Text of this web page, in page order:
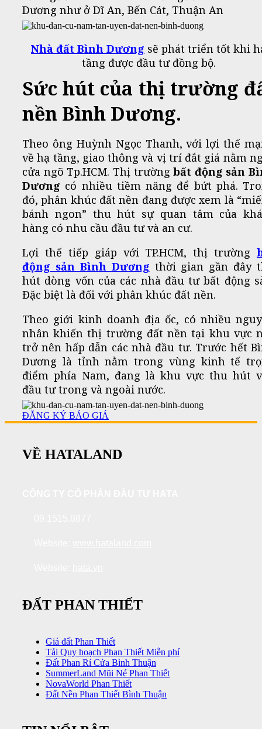
Dương như ở Dĩ An, Bến Cát, Thuận An
Nhà đất Bình Dương sẽ phát triển tốt khi
tầng được đầu tư đồng bộ.
Sức hút của thị trường
nền Bình Dương.
Theo ông Huỳnh Ngọc Thanh, với lợi thế
về hạ tầng, giao thông và vị trí đắt giá nằm
cửa ngõ Tp.HCM. Thị trườngbất động sản
Dương có nhiều tiềm năng để bứt phá.
đó, phân khúc đất nền đang được xem là
bánh ngon” thu hút sự quan tâm của
hàng có nhu cầu đầu tư và an cư.
Lợi thế tiếp giáp với TP.HCM, thị trường
động sản Bình Dương thời gian gần đây
hút dòng vốn của các nhà đầu tư bất động
Đặc biệt là đối với phân khúc đất nền.
Theo giới kinh doanh địa ốc, có nhiều
nhân khiến thị trường đất nền tại khu vực
trở nên hấp dẫn các nhà đầu tư. Trước hết
Dương là tỉnh nằm trong vùng kinh tế
điểm phía Nam, đang là khu vực thu hút
đầu tư trong và ngoài nước.
ĐĂNG KÝ BÁO GIÁ
VỀ HATALAND
ĐẤT PHAN THIẾT
Giá đất Phan Thiết
Tải Quy hoạch Phan Thiết Miễn phí
Đất Phan Rí Cửa Bình Thuận
SummerLand Mũi Né Phan Thiết
NovaWorld Phan Thiết
Đất Nền Phan Thiết Bình Thuận